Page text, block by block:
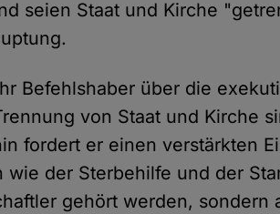
seien Staat und Kirche
Befehlshaber über die
von Staat und Kirche
fordert er einen verstärkten
wie der Sterbehilfe und der
gehört werden, sondern